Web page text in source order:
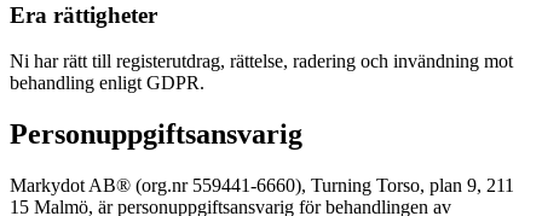
Era rättigheter
Ni har rätt till registerutdrag, rättelse, radering och invändning mot
behandling enligt GDPR.
Personuppgiftsansvarig
Markydot AB® (org.nr 559441-6660), Turning Torso, plan 9, 211
15 Malmö, är personuppgiftsansvarig för behandlingen av